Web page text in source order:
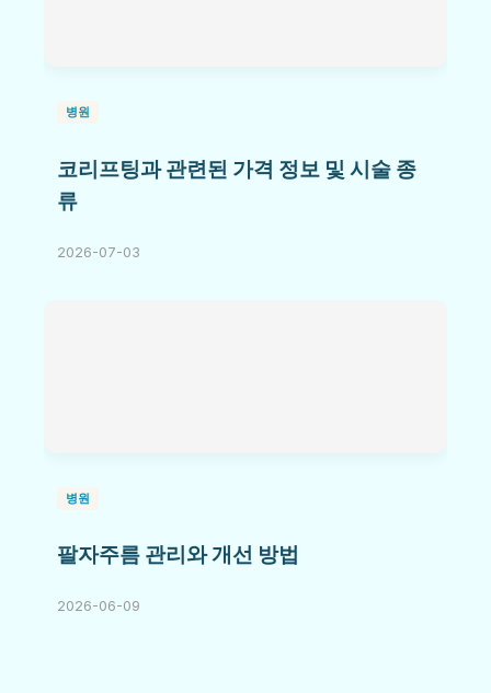
병원
코리프팅과 관련된 가격 정보 및 시술 종
류
2026-07-03
병원
팔자주름 관리와 개선 방법
2026-06-09